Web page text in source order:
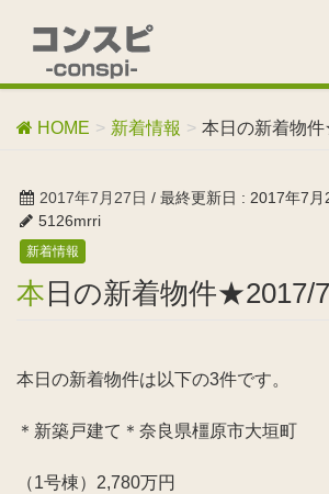
HOME 新着情報 本日の新着物
2017年7月27日 / 最終更新日 : 2017年7月
5126mrri
新着情報
本日の新着物件
本日の新着物件は以下の3件です。
＊新築戸建て＊奈良県橿原市大垣町
（1号棟）2,780万円